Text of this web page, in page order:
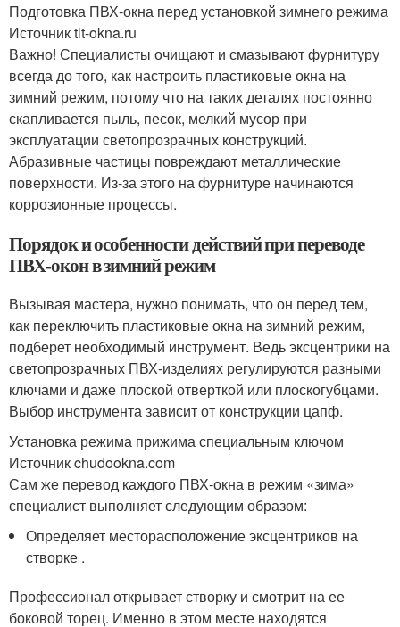
Подготовка ПВХ-окна перед установкой зимнего режима
Источник tlt-okna.ru
Важно! Специалисты очищают и смазывают фурнитуру
всегда до того, как настроить пластиковые окна на
зимний режим, потому что на таких деталях постоянно
скапливается пыль, песок, мелкий мусор при
эксплуатации светопрозрачных конструкций.
Абразивные частицы повреждают металлические
поверхности. Из-за этого на фурнитуре начинаются
коррозионные процессы.
Порядок и особенности действий при переводе
ПВХ-окон в зимний режим
Вызывая мастера, нужно понимать, что он перед тем,
как переключить пластиковые окна на зимний режим,
подберет необходимый инструмент. Ведь эксцентрики на
светопрозрачных ПВХ-изделиях регулируются разными
ключами и даже плоской отверткой или плоскогубцами.
Выбор инструмента зависит от конструкции цапф.
Установка режима прижима специальным ключом
Источник chudookna.com
Сам же перевод каждого ПВХ-окна в режим «зима»
специалист выполняет следующим образом:
Определяет месторасположение эксцентриков на
створке .
Профессионал открывает створку и смотрит на ее
боковой торец. Именно в этом месте находятся